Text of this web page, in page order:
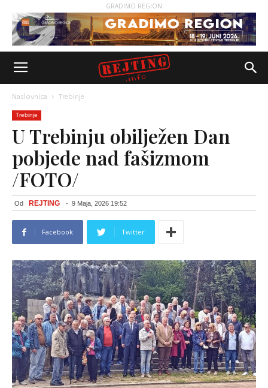
GRADIMO REGION
Naslovnica Trebinje
Trebinje
U Trebinju obilježen Dan
pobjede nad fašizmom
/FOTO/
Od REJTING - 9 Maja, 2026 19:52
Facebook Twitter